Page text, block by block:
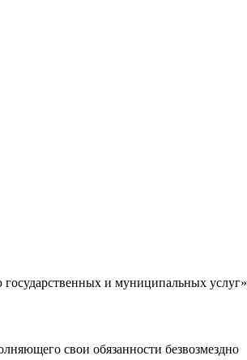
и муниципальных услуг»
свои обязанности безвозмездно